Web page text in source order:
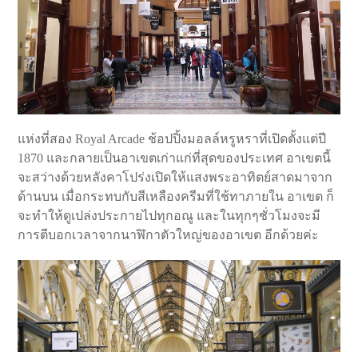
แห่งที่สอง Royal Arcade ช้อปปิ้งมอลล์หรูหราที่เปิดตั้งแต่ปี
1870 และกลายเป็นอาเขตเก่าแก่ที่สุดของประเทศ อาเขตนี้
จะสว่างด้วยหลังคาโปร่งเปิดให้แสงพระอาทิตย์สาดมาจาก
ด้านบน เมื่อกระทบกับสีเหลืองครีมที่ใช้ทาภายใน อาเขต ก็
จะทำให้ดูเปล่งประกายไปทุกอณู และในทุกๆชั่วโมงจะมี
การตีบอกเวลาจากนาฬิกาตัวใหญ่ของอาเขต อีกด้วยค่ะ